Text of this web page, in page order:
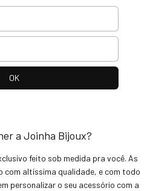
a Joinha Bijoux?
feito sob medida pra você. As
com altíssima qualidade, e com todo
personalizar o seu acessório com a